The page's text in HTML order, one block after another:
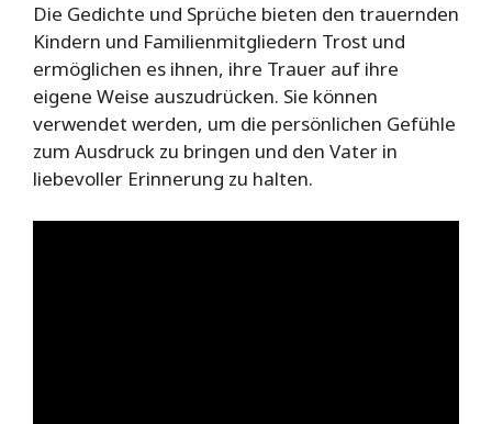
Die Gedichte und Sprüche bieten den trauernden
Kindern und Familienmitgliedern Trost und
ermöglichen es ihnen, ihre Trauer auf ihre
eigene Weise auszudrücken. Sie können
verwendet werden, um die persönlichen Gefühle
zum Ausdruck zu bringen und den Vater in
liebevoller Erinnerung zu halten.